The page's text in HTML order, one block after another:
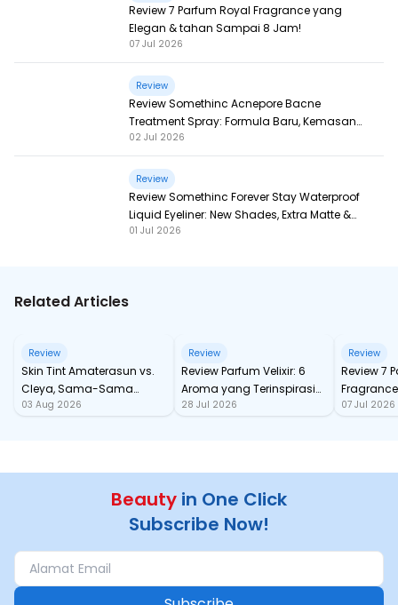
Review 7 Parfum Royal Fragrance yang
Elegan & tahan Sampai 8 Jam!
07 Jul 2026
Review
Review Somethinc Acnepore Bacne
Treatment Spray: Formula Baru, Kemasan
Baru, Makin Ampuh!
02 Jul 2026
Review
Review Somethinc Forever Stay Waterproof
Liquid Eyeliner: New Shades, Extra Matte &
Super Pigmented!
01 Jul 2026
Related Articles
Review
Skin Tint Amaterasun vs.
Cleya, Sama-Sama
dengan SPF, Mana yang
03 Aug 2026
Review
Review Parfum Velixir: 6
Aroma yang Terinspirasi
dari Karakter Mitologi
28 Jul 2026
Review
Review 7
tahan
07 Jul 2026
Beauty in One Click
Subscribe Now!